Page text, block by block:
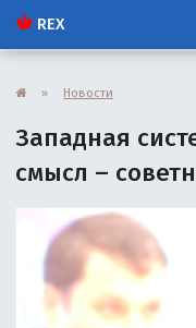
REX
» Новости
Западная
смысл –